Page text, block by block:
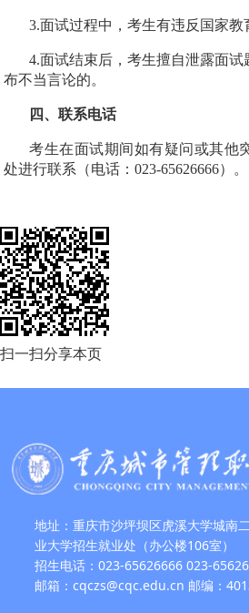
3.面试过程中，考生有违反国家教
4.面试结束后，考生擅自泄露面
布不当言论的。
四、联系电话
考生在面试期间如有疑问或其他
处进行联系（电话： 023-65626666）。
扫一扫分享本页
地址：重庆市沙坪坝区虎溪大学城南
业大学招生就业处（办公楼106室）
招生电话：023-65626666 023-
邮箱：cqczs@cqc.edu.cn 邮编：